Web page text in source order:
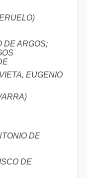
DE ARGOS;
EUGENIO
DE
DE